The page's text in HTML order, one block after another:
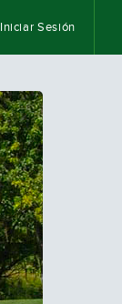
Iniciar Sesión